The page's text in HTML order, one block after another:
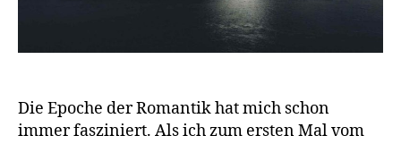
Die Epoche der Romantik hat mich schon
immer fasziniert. Als ich zum ersten Mal vom